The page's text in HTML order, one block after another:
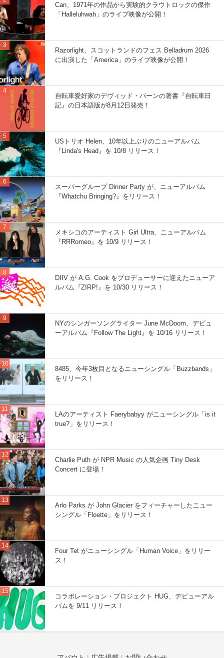
Can、1971年の作品から実験的クラウトロックの傑作
「Halleluhwah」のライブ映像が公開！
Razorlight、スコットランドのフェス Belladrum 2026
に出演した「America」のライブ映像が公開！
自転車愛好家のデヴィッド・バーンの著書『自転車日
記』の日本語版が8月12日発売！
USトリオ Helen、10年以上ぶりのニューアルバム
『Linda's Head』を 10/8 リリース！
スーパーグループ Dinner Party が、ニューアルバム
『Whatchu Bringing?』をリリース！
メキシコのアーティスト Girl Ultra、ニューアルバム
『RRRomeo』を 10/9 リリース！
DIIV が A.G. Cook をプロデューサーに迎えたニューア
ルバム『ZIRP!』を 10/30 リリース！
NYのシンガーソングライター June McDoom、デビュ
ーアルバム『Follow The Light』を 10/16 リリース！
8485、今年3枚目となるニューシングル「Buzzbands」
をリリース！
LAのアーティスト Faerybabyy がニューシングル「is it
true?」をリリース！
Charlie Puth が NPR Music の人気企画 Tiny Desk
Concert に登場！
Arlo Parks が John Glacier をフィーチャーしたニュー
シングル「Floette」をリリース！
Four Tet がニューシングル「Human Voice」をリリー
ス！
コラボレーション・プロジェクト HUG、デビューアル
バムを 9/11 リリース！